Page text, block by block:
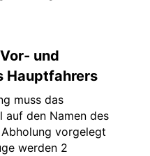
und
Hauptfahrers
muss das
auf den Namen des
vorgelegt
werden 2